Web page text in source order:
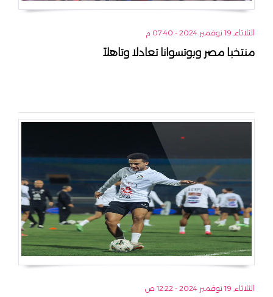
الثلاثاء, 19 نوفمبر 2024 - 07:40 م
منتخبا مصر وبوتسوانا تعادلا وتاهلاَ
الثلاثاء, 19 نوفمبر 2024 - 12:22 ص